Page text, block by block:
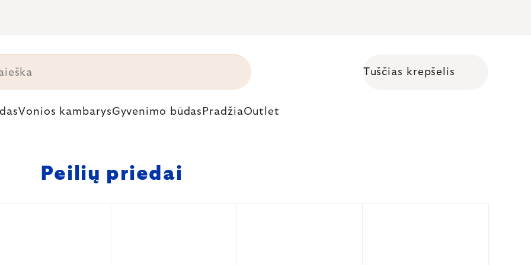
Shopping cart
Tuščias krepšelis
Vonios kambarysGyvenimo būdas PradžiaOutlet
Peilių priedai